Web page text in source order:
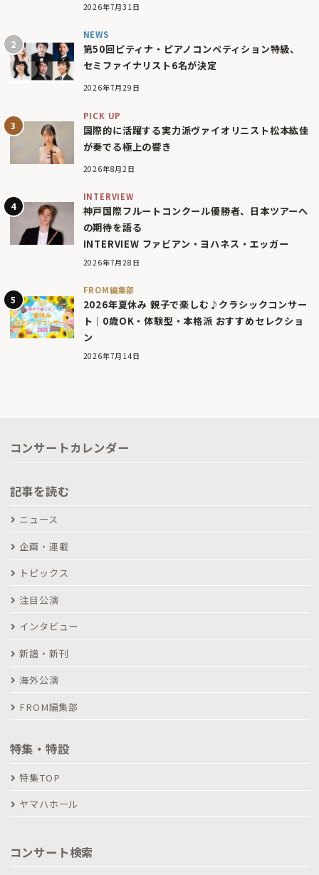
2026年7月31日
NEWS
第50回ピティナ・ピアノコンペティション特級、
セミファイナリスト6名が決定
2026年7月29日
PICK UP
国際的に活躍する実力派ヴァイオリニスト松本紘佳
が奏でる極上の響き
2026年8月2日
INTERVIEW
神戸国際フルートコンクール優勝者、日本ツアーへ
の期待を語る
INTERVIEW ファビアン・ヨハネス・エッガー
2026年7月28日
FROM編集部
2026年夏休み 親子で楽しむ♪クラシックコンサー
ト｜0歳OK・体験型・本格派 おすすめセレクショ
ン
2026年7月14日
コンサートカレンダー
記事を読む
ニュース
企画・連載
トピックス
注目公演
インタビュー
新譜・新刊
海外公演
FROM編集部
特集・特設
特集TOP
ヤマハホール
コンサート検索